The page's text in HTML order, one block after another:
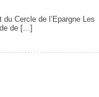
du Cercle de l’Epargne Les
de […]